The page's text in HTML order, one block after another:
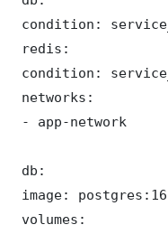
condition:
redis:
condition:
networks:
- app-network
db:
image:
volumes: